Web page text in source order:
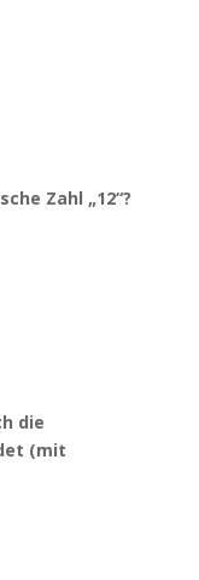
Zahl „12“?
die
(mit